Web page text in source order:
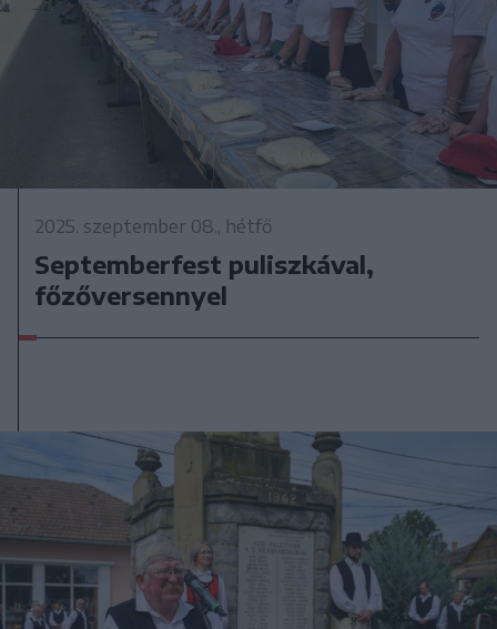
2025. szeptember 08., hétfő
Septemberfest puliszkával,
főzőversennyel